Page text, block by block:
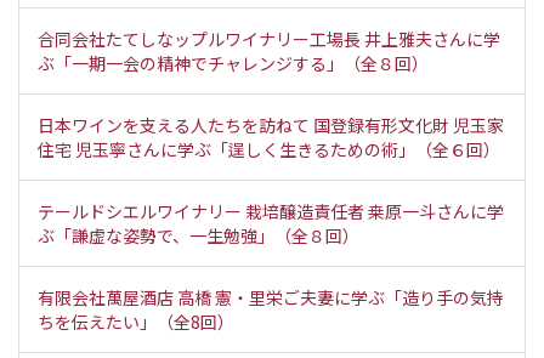
合同会社たてしなップルワイナリー工場長 井上雅夫さんに学
ぶ「一期一会の精神でチャレンジする」（全８回）
日本ワインを支える人たちを訪ねて 国登録有形文化財 児玉家
住宅 児玉寧さんに学ぶ「逞しく生きるための術」（全６回）
テールドシエルワイナリー 栽培醸造責任者 桒原一斗さんに学
ぶ「謙虚な姿勢で、一生勉強」（全８回）
有限会社萬屋酒店 高橋 憲・里栄ご夫妻に学ぶ「造り手の気持
ちを伝えたい」（全8回）